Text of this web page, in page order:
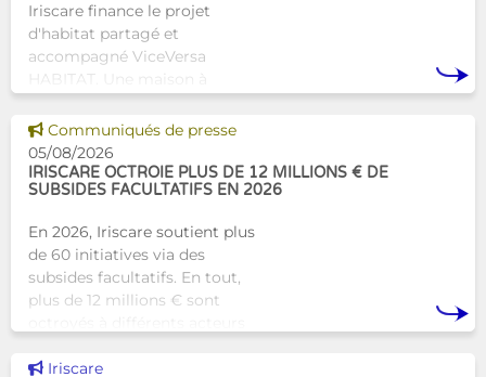
Iriscare finance le projet
d'habitat partagé et
accompagné ViceVersa
HABITAT. Une maison à
alternative innovante et
humaine aux structures
d’hébergement traditionnel
Voir cette news
Communiqués de presse
05/08/2026
IRISCARE OCTROIE PLUS DE 12 MILLIONS € DE
SUBSIDES FACULTATIFS EN 2026
En 2026, Iriscare soutient plus
de 60 initiatives via des
subsides facultatifs. En tout,
plus de 12 millions € sont
travail au serv
Voir cette news
Iriscare